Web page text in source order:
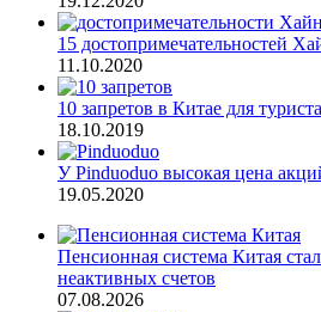
15 достопримечательностей
11.10.2020
10 запретов в Китае для
18.10.2019
У Pinduoduo высокая цена
19.05.2020
Пенсионная система Китая
неактивных счетов
07.08.2026